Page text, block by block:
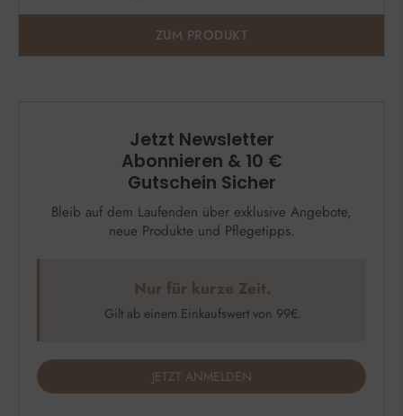
Jetzt Newsletter
Abonnieren & 10 €
Gutschein Sicher
Bleib auf dem Laufenden über exklusive Angebote,
neue Produkte und Pflegetipps.
Nur für kurze Zeit.
Gilt ab einem Einkaufswert von 99€.
JETZT ANMELDEN
ZUM PRODUKT